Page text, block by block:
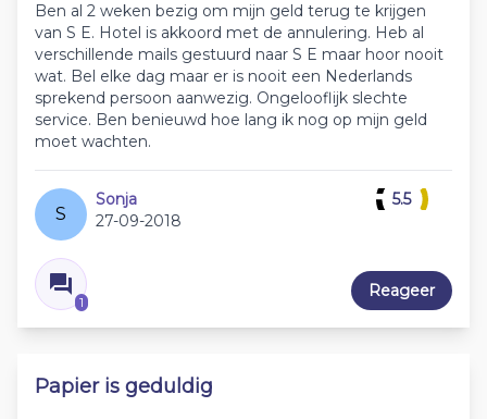
Ben al 2 weken bezig om mijn geld terug te krijgen
van S E. Hotel is akkoord met de annulering. Heb al
verschillende mails gestuurd naar S E maar hoor nooit
wat. Bel elke dag maar er is nooit een Nederlands
sprekend persoon aanwezig. Ongelooflijk slechte
service. Ben benieuwd hoe lang ik nog op mijn geld
moet wachten.
S
Sonja
27-09-2018
1
5.5
Reageer
Papier is geduldig